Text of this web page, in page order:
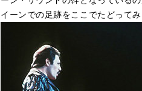
イーンでの足跡をここでたどってみ